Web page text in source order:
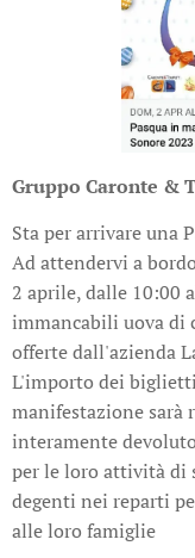
Gruppo Caronte &
Sta per arrivare una
Ad attendervi a
2 aprile, dalle 10:00
immancabili uova di
offerte dall'azienda
L'importo dei
manifestazione sarà
interamente
per le loro attività di
degenti nei reparti
alle loro famiglie